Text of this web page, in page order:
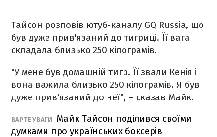
Тайсон розповів ютуб-каналу GQ Russia, що
був дуже прив'язаний до тигриці. Її вага
складала близько 250 кілограмів.
"У мене був домашній тигр. Її звали Кенія і
вона важила близько 250 кілограмів. Я був
дуже прив'язаний до неї", – сказав Майк.
ВАРТЕ УВАГИ
Майк Тайсон поділився своїми
думками про українських боксерів